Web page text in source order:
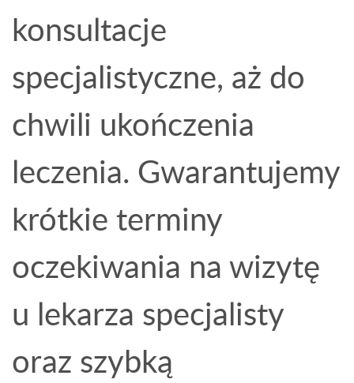
konsultacje
specjalistyczne, aż do
chwili ukończenia
leczenia. Gwarantujemy
krótkie terminy
oczekiwania na wizytę
u lekarza specjalisty
oraz szybką